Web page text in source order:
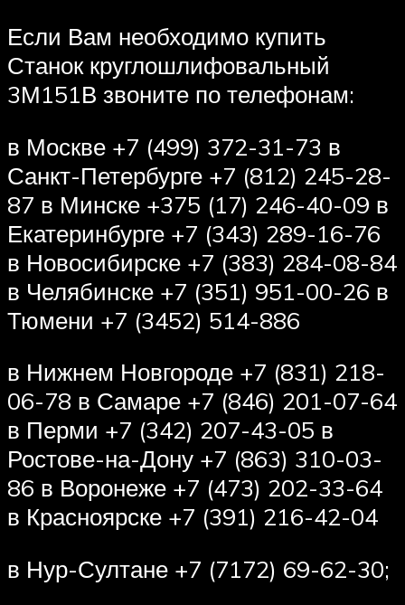
Если Вам необходимо купить
Станок круглошлифовальный
3М151В звоните по телефонам:
в Москве +7 (499) 372-31-73 в
Санкт-Петербурге +7 (812) 245-28-
87 в Минске +375 (17) 246-40-09 в
Екатеринбурге +7 (343) 289-16-76
в Новосибирске +7 (383) 284-08-84
в Челябинске +7 (351) 951-00-26 в
Тюмени +7 (3452) 514-886
в Нижнем Новгороде +7 (831) 218-
06-78 в Самаре +7 (846) 201-07-64
в Перми +7 (342) 207-43-05 в
Ростове-на-Дону +7 (863) 310-03-
86 в Воронеже +7 (473) 202-33-64
в Красноярске +7 (391) 216-42-04
в Нур-Султане +7 (7172) 69-62-30;